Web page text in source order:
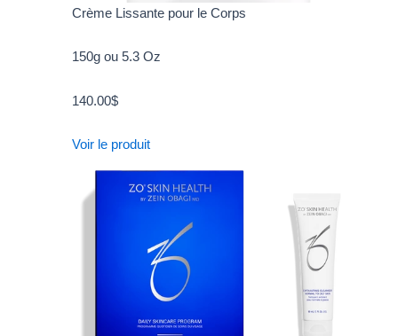
Crème Lissante pour le Corps
150g ou 5.3 Oz
140.00$
Voir le produit